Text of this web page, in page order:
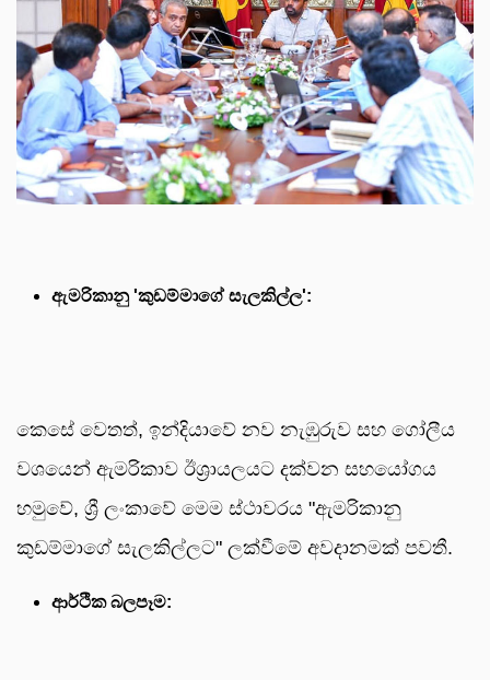
ඇමරිකානු 'කුඩම්මාගේ සැලකිල්ල':
කෙසේ වෙතත්, ඉන්දියාවේ නව නැඹුරුව සහ ගෝලීය
වශයෙන් ඇමරිකාව ඊශ්‍රායලයට දක්වන සහයෝගය
හමුවේ, ශ්‍රී ලංකාවේ මෙම ස්ථාවරය "ඇමරිකානු
කුඩම්මාගේ සැලකිල්ලට" ලක්වීමේ අවදානමක් පවතී.
ආර්ථික බලපෑම: